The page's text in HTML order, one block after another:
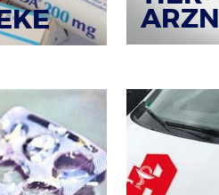
Bildquelle: © Iris